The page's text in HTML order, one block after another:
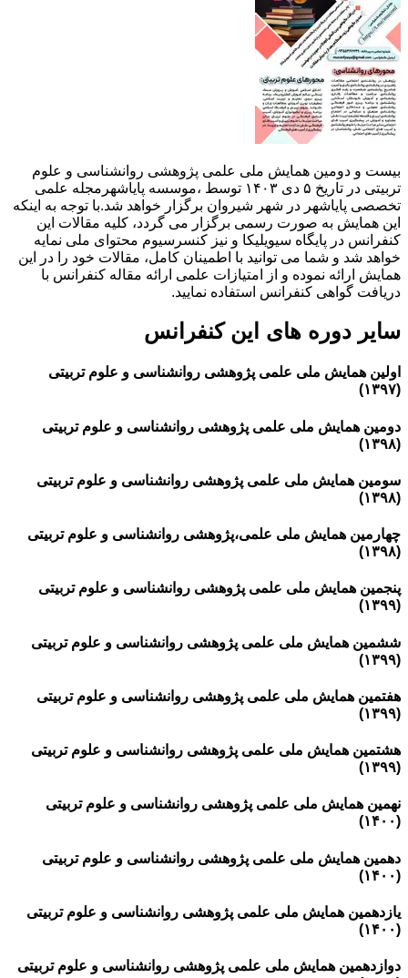
بیست و دومین همایش ملی علمی پژوهشی روانشناسی و علوم
تربیتی در تاریخ ۵ دی ۱۴۰۳ توسط ،موسسه پایاشهرمجله علمی
تخصصی پایاشهر در شهر شیروان برگزار خواهد شد.با توجه به اینکه
این همایش به صورت رسمی برگزار می گردد، کلیه مقالات این
کنفرانس در پایگاه سیویلیکا و نیز کنسرسیوم محتوای ملی نمایه
خواهد شد و شما می توانید با اطمینان کامل، مقالات خود را در این
همایش ارائه نموده و از امتیازات علمی ارائه مقاله کنفرانس با
دریافت گواهی کنفرانس استفاده نمایید.
سایر دوره های این کنفرانس
اولین همایش ملی علمی پژوهشی روانشناسی و علوم تربیتی
(۱۳۹۷)
دومین همایش ملی علمی پژوهشی روانشناسی و علوم تربیتی
(۱۳۹۸)
سومین همایش ملی علمی پژوهشی روانشناسی و علوم تربیتی
(۱۳۹۸)
چهارمین همایش ملی علمی،پژوهشی روانشناسی و علوم تربیتی
(۱۳۹۸)
پنجمین همایش ملی علمی پژوهشی روانشناسی و علوم تربیتی
(۱۳۹۹)
ششمین همایش ملی علمی پژوهشی روانشناسی و علوم تربیتی
(۱۳۹۹)
هفتمین همایش ملی علمی پژوهشی روانشناسی و علوم تربیتی
(۱۳۹۹)
هشتمین همایش ملی علمی پژوهشی روانشناسی و علوم تربیتی
(۱۳۹۹)
نهمین همایش ملی علمی پژوهشی روانشناسی و علوم تربیتی
(۱۴۰۰)
دهمین همایش ملی علمی پژوهشی روانشناسی و علوم تربیتی
(۱۴۰۰)
یازدهمین همایش ملی علمی پژوهشی روانشناسی و علوم تربیتی
(۱۴۰۰)
دوازدهمین همایش ملی علمی پژوهشی روانشناسی و علوم تربیتی